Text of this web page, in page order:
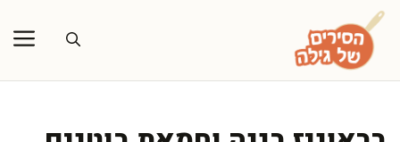
לדלג
לתוכן